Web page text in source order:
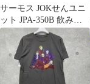
サーモス JOKせんユニ
ット JPA-350B 飲み
口・パッキン付 （
THERMOS キャップユ
ニット 対応 パーツ ユ
ニット 部品 のみ 調乳
用ステンレスボトル 専